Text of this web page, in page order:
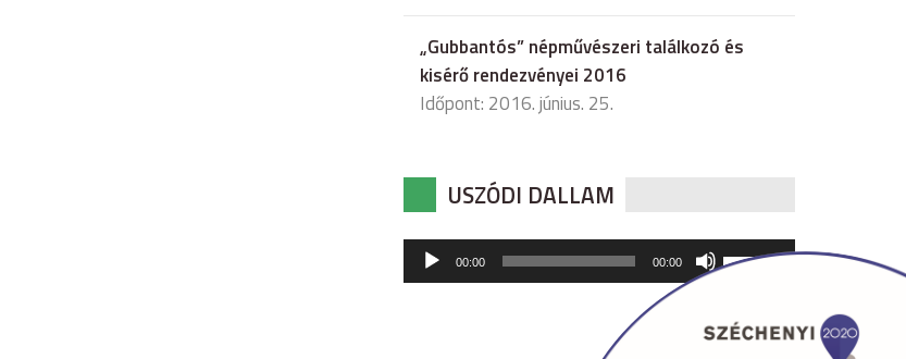
„Gubbantós” népművészeri találkozó és
kisérő rendezvényei 2016
Időpont: 2016. június. 25.
USZÓDI DALLAM
Audió
lejátszó
00:00 00:00
hangerő
csökkentéséhez